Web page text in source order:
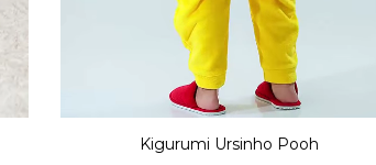
Kigurumi Ursinho Pooh